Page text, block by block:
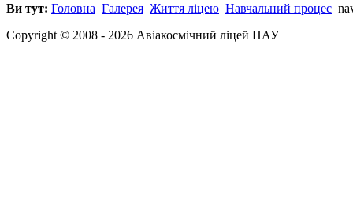
Ви тут: Головна Галерея Життя ліцею Навчальний процес
Copyright © 2008 - 2026 Авіакосмічний ліцей НАУ